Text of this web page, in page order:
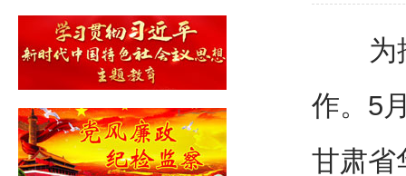
为推
作。5
甘肃省